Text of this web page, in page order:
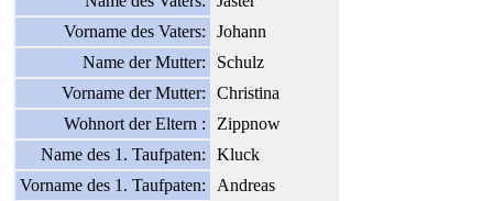
Vorname des Vaters:
Johann
Name der Mutter:
Schulz
Vorname der Mutter:
Christina
Wohnort der Eltern :
Zippnow
Name des 1. Taufpaten:
Kluck
Vorname des 1. Taufpaten:
Andreas